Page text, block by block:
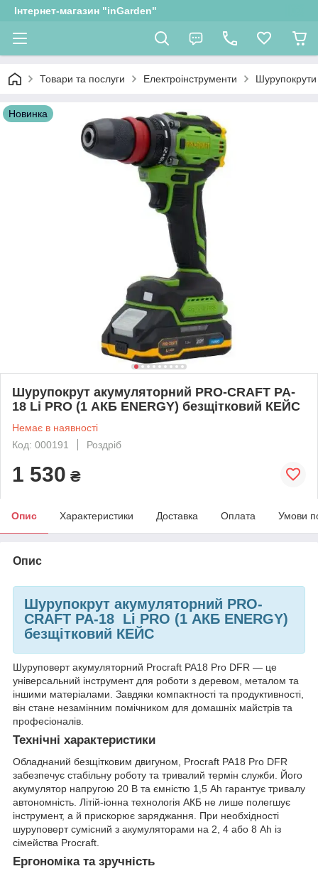
Інтернет-магазин "inGarden"
Товари та послуги Електроінструменти Шурупокрути
Новинка
Шурупокрут акумуляторний PRO-CRAFT PA-
18 Li PRO (1 АКБ ENERGY) безщітковий КЕЙС
Немає в наявності
Код: 000191
Роздріб
1 530 ₴
Опис Характеристики Доставка Оплата Умови
Опис
Шурупокрут акумуляторний PRO-
CRAFT PA-18 Li PRO (1 АКБ ENERGY)
безщітковий КЕЙС
Шуруповерт акумуляторний Procraft PA18 Pro DFR — це
універсальний інструмент для роботи з деревом, металом та
іншими матеріалами. Завдяки компактності та продуктивності,
він стане незамінним помічником для домашніх майстрів та
професіоналів.
Технічні характеристики
Обладнаний безщітковим двигуном, Procraft PA18 Pro DFR
забезпечує стабільну роботу та тривалий термін служби. Його
акумулятор напругою 20 В та ємністю 1,5 Ah гарантує тривалу
автономність. Літій-іонна технологія АКБ не лише полегшує
інструмент, а й прискорює заряджання. При необхідності
шуруповерт сумісний з акумуляторами на 2, 4 або 8 Ah із
сімейства Procraft.
Ергономіка та зручність